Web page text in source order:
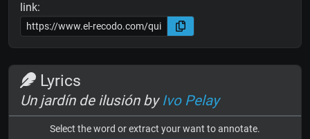
link:
Lyrics
Un jardín de ilusión by Ivo Pelay
Select the word or extract your want to annotate.